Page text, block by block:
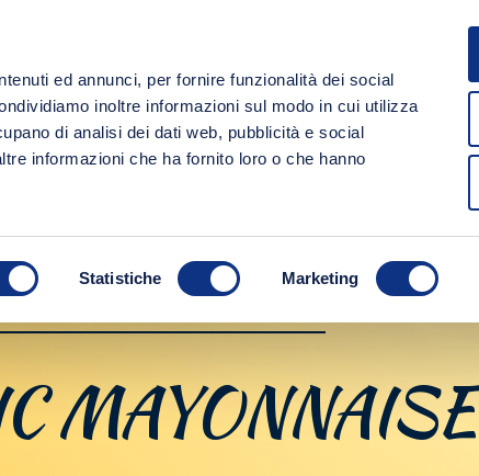
ed annunci, per fornire funzionalità dei social
inoltre informazioni sul modo in cui utilizza
di analisi dei dati web, pubblicità e social
informazioni che ha fornito loro o che hanno
Statistiche Marketing
AND SAUCES
MAYONNAISE